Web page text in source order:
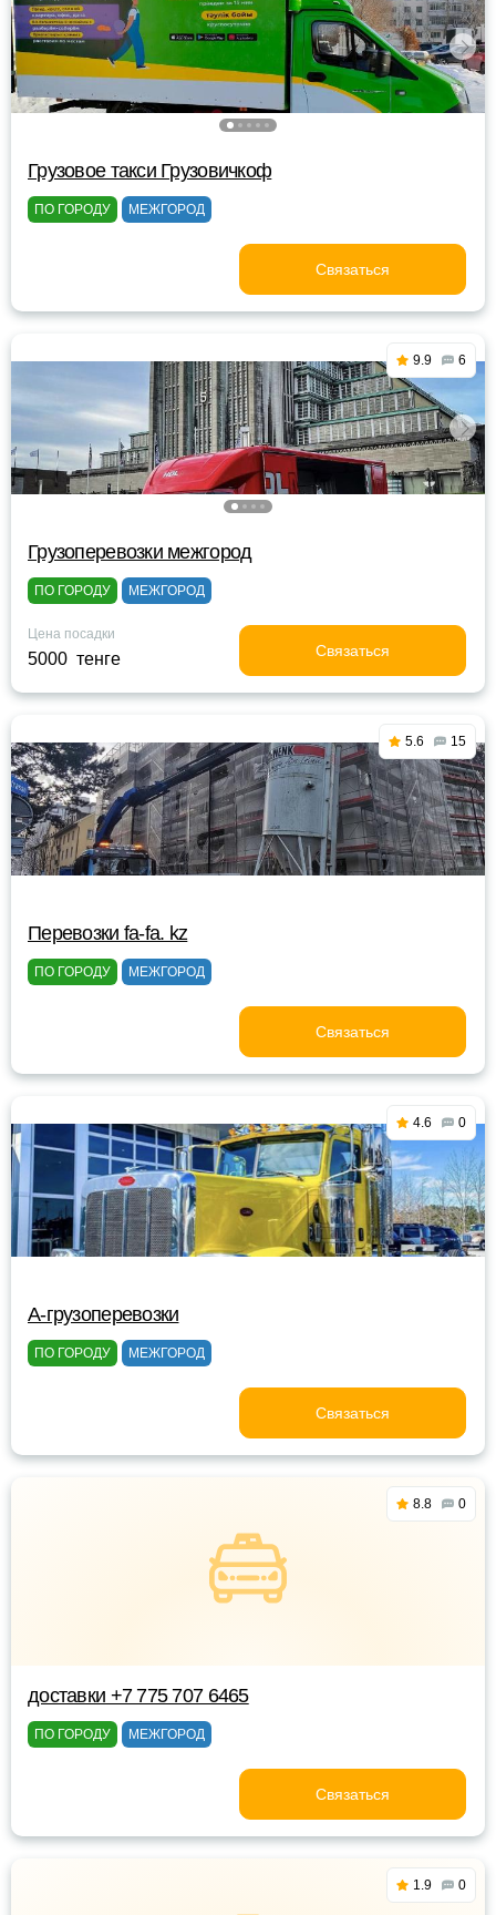
Грузовое такси Грузовичкоф
ПО ГОРОДУ МЕЖГОРОД
Связаться
9.9 6
Грузоперевозки межгород
ПО ГОРОДУ МЕЖГОРОД
Цена посадки
5000 тенге Связаться
5.6 15
Перевозки fa-fa. kz
ПО ГОРОДУ МЕЖГОРОД
Связаться
4.6 0
A-грузоперевозки
ПО ГОРОДУ МЕЖГОРОД
Связаться
8.8 0
доставки +7 775 707 6465
ПО ГОРОДУ МЕЖГОРОД
Связаться
1.9 0